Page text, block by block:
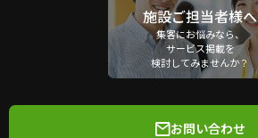
施設ご担当者様へ
集客にお悩みなら、
サービス掲載を
検討してみませんか？
お問い合わせ